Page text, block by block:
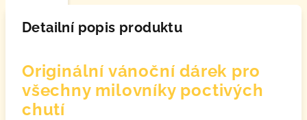
Detailní popis produktu
Originální vánoční dárek pro
všechny milovníky poctivých
chutí